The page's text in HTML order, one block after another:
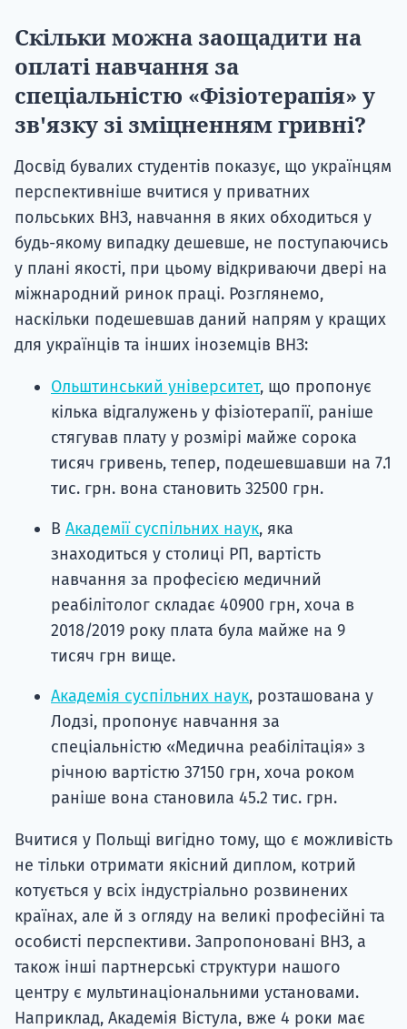
Скільки можна заощадити на
оплаті навчання за
спеціальністю «Фізіотерапія» у
зв'язку зі зміцненням гривні?
Досвід бувалих студентів показує, що українцям
перспективніше вчитися у приватних
польських ВНЗ, навчання в яких обходиться у
будь-якому випадку дешевше, не поступаючись
у плані якості, при цьому відкриваючи двері на
міжнародний ринок праці. Розглянемо,
наскільки подешевшав даний напрям у кращих
для українців та інших іноземців ВНЗ:
Ольштинський університет, що пропонує
кілька відгалужень у фізіотерапії, раніше
стягував плату у розмірі майже сорока
тисяч гривень, тепер, подешевшавши на 7.1
тис. грн. вона становить 32500 грн.
В Академії суспільних наук, яка
знаходиться у столиці РП, вартість
навчання за професією медичний
реабілітолог складає 40900 грн, хоча в
2018/2019 року плата була майже на 9
тисяч грн вище.
Академія суспільних наук, розташована у
Лодзі, пропонує навчання за
спеціальністю «Медична реабілітація» з
річною вартістю 37150 грн, хоча роком
раніше вона становила 45.2 тис. грн.
Вчитися у Польщі вигідно тому, що є можливість
не тільки отримати якісний диплом, котрий
котується у всіх індустріально розвинених
країнах, але й з огляду на великі професійні та
особисті перспективи. Запропоновані ВНЗ, а
також інші партнерські структури нашого
центру є мультинаціональними установами.
Наприклад, Академія Вістула, вже 4 роки має